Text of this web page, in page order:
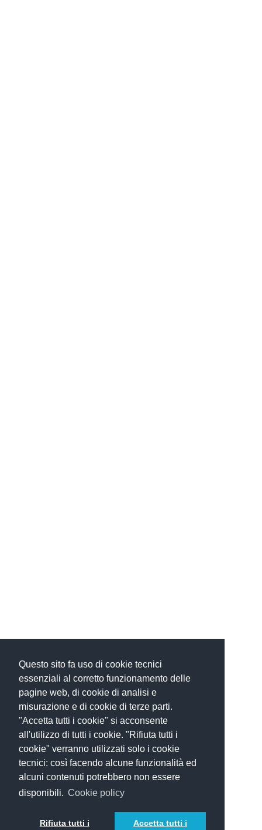
Questo sito fa uso di cookie tecnici
essenziali al corretto funzionamento delle
pagine web, di cookie di analisi e
misurazione e di cookie di terze parti.
"Accetta tutti i cookie" si acconsente
all'utilizzo di tutti i cookie. "Rifiuta tutti i
cookie" verranno utilizzati solo i cookie
tecnici: così facendo alcune funzionalità ed
alcuni contenuti potrebbero non essere
disponibili. Cookie policy
Rifiuta tutti i Accetta tutti i